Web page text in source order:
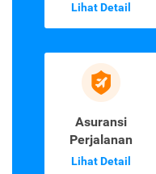
Lihat Detail
Asuransi
Perjalanan
Lihat Detail